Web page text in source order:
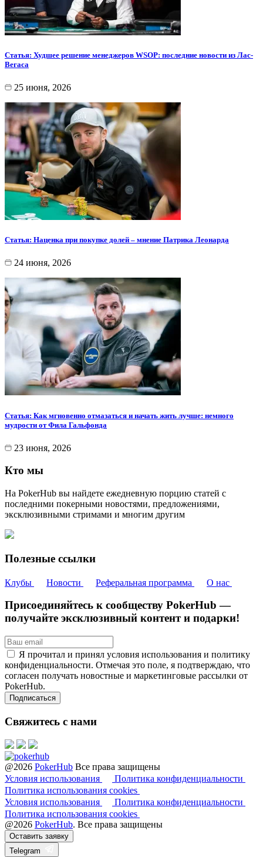
Статья: Худшее решение менеджеров WSOP: последние новости из Лас-
Вегаса
25 июня, 2026
Статья: Наценка при покупке долей – мнение Патрика Леонарда
24 июня, 2026
Статья: Как мгновенно отмазаться и начать жить лучше: немного
мудрости от Фила Гальфонда
23 июня, 2026
Кто мы
На PokerHub вы найдете ежедневную порцию статей с
последними покерными новостями, предложениями,
эксклюзивными стримами и многим другим
Полезные ссылки
Клубы Новости Реферальная программа О нас
Присоединяйтесь к сообществу PokerHub —
получайте эксклюзивный контент и подарки!
Я прочитал и принял условия использования и политику
конфиденциальности. Отмечая это поле, я подтверждаю, что
согласен получать новостные и маркетинговые рассылки от
PokerHub.
Свяжитесь с нами
@2026 PokerHub Все права защищены
Условия использования
Политика конфиденциальности
Политика использования cookies
Условия использования
Политика конфиденциальности
Политика использования cookies
@2026 PokerHub. Все права защищены
Оставить заявку
Telegram